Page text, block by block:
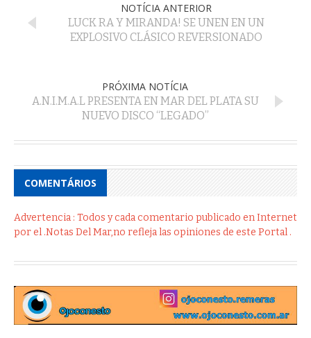
NOTÍCIA ANTERIOR
LUCK RA Y MIRANDA! SE UNEN EN UN
EXPLOSIVO CLÁSICO REVERSIONADO
PRÓXIMA NOTÍCIA
A.N.I.M.A.L PRESENTA EN MAR DEL PLATA SU
NUEVO DISCO “LEGADO”
COMENTÁRIOS
Advertencia : Todos y cada comentario publicado en Internet
por el .Notas Del Mar,no refleja las opiniones de este Portal .